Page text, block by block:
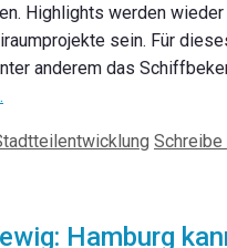
Highlights werden
sein. Für
anderem das
Schreibe
Hamburg